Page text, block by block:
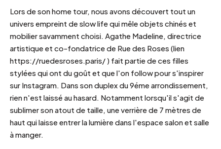
Lors de son home tour, nous avons découvert tout un
univers empreint de slow life qui mêle objets chinés et
mobilier savamment choisi. Agathe Madeline, directrice
artistique et co-fondatrice de Rue des Roses (lien
https://ruedesroses.paris/) fait partie de ces filles
stylées qui ont du goût et que l'on follow pour s'inspirer
sur Instagram. Dans son duplex du 9éme arrondissement,
rien n'est laissé au hasard. Notamment lorsqu'il s'agit de
sublimer son atout de taille, une verrière de 7 mètres de
haut qui laisse entrer la lumière dans l'espace salon et salle
à manger.